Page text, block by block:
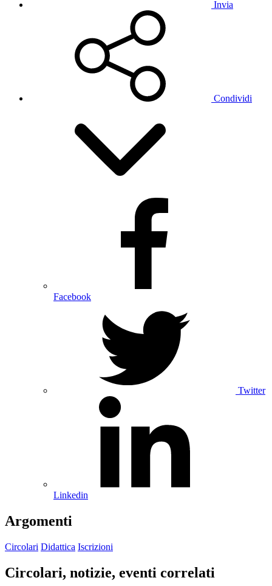
Invia
Condividi
Facebook
Twitter
Linkedin
Argomenti
Circolari Didattica Iscrizioni
Circolari, notizie, eventi correlati